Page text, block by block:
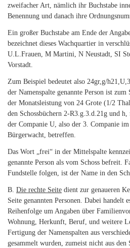
zweifacher Art, nämlich ihr Buchstabe
Benennung und danach ihre
Ein großer Buchstabe am Ende der
bezeichnet dieses Wachquartier in
U.L.Frauen, M Martini, N Neustadt, SI
Vorstadt.
Zum Beispiel bedeutet also 24gr,g/
der Namenspalte genannte Person ist
der Monatsleistung von 24 Grote (1/2
den Schossbüchern 2-R3.g.3.d.21g und
der Companie U, also der 3. Companie
Bürgerwacht, betreffen.
Das Wort „frei“ in der Mittelspalte
genannte Person als vom Schoss befreit.
Fundstelle folgen, ist der Name in den
B. Die rechte Seite dient zur genaueren
Seite genannten Personen. Dabei handelt
Reihenfolge um Angaben über
Wohnung, Herkunft, Beruf, und weitere
Fertigung der Namenspalten aus
gesammelt wurden, zumeist nicht aus den